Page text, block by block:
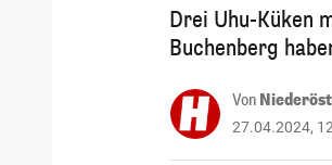
Drei Uhu-Küken
Buchenberg
Von
27.04.2024,